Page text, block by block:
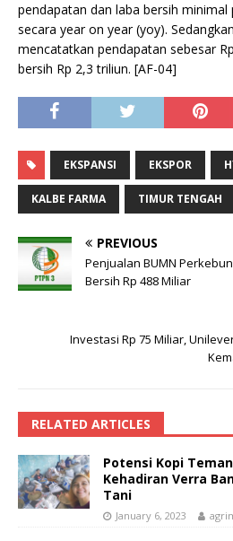
pendapatan dan laba bersih minimal
secara year on year (yoy).
mencatatkan pendapatan sebesar
bersih Rp 2,3 triliun. [AF-04]
EKSPANSI EKSPOR
KALBE FARMA TIMUR TENGAH
PREVIOUS
Penjualan BUMN
Bersih Rp 488 Miliar
Investasi Rp 75 Miliar,
RELATED ARTICLES
Potensi Kopi
Kehadiran Verra
Tani
January 6, 2023